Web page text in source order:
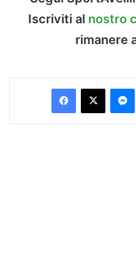
Iscriviti al nostro
rimanere
Facebook
X